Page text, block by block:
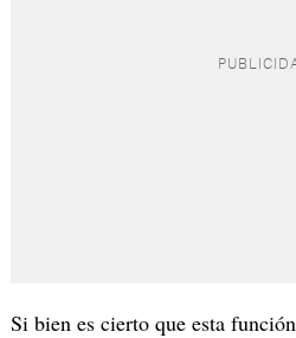
Si bien es cierto que esta función